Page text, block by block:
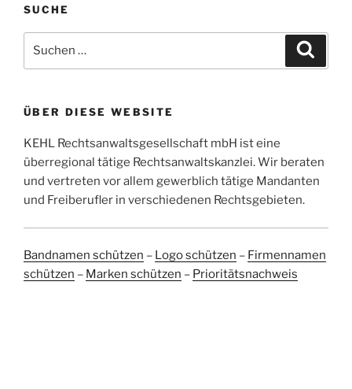
SUCHE
nach:
ÜBER DIESE WEBSITE
KEHL Rechtsanwaltsgesellschaft mbH ist eine
überregional tätige Rechtsanwaltskanzlei. Wir beraten
und vertreten vor allem gewerblich tätige Mandanten
und Freiberufler in verschiedenen Rechtsgebieten.
Bandnamen schützen – Logo schützen – Firmennamen
schützen – Marken schützen – Prioritätsnachweis